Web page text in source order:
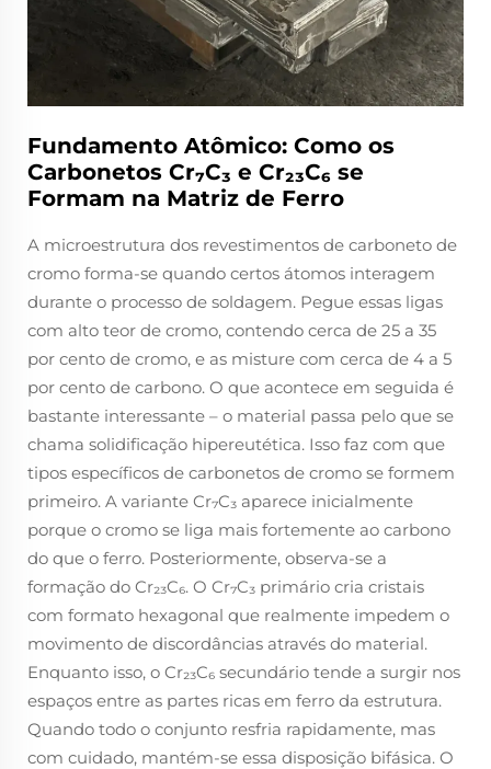
Fundamento Atômico: Como os
Carbonetos Cr₇C₃ e Cr₂₃C₆ se
Formam na Matriz de Ferro
A microestrutura dos revestimentos de carboneto de
cromo forma-se quando certos átomos interagem
durante o processo de soldagem. Pegue essas ligas
com alto teor de cromo, contendo cerca de 25 a 35
por cento de cromo, e as misture com cerca de 4 a 5
por cento de carbono. O que acontece em seguida é
bastante interessante – o material passa pelo que se
chama solidificação hipereutética. Isso faz com que
tipos específicos de carbonetos de cromo se formem
primeiro. A variante Cr₇C₃ aparece inicialmente
porque o cromo se liga mais fortemente ao carbono
do que o ferro. Posteriormente, observa-se a
formação do Cr₂₃C₆. O Cr₇C₃ primário cria cristais
com formato hexagonal que realmente impedem o
movimento de discordâncias através do material.
Enquanto isso, o Cr₂₃C₆ secundário tende a surgir nos
espaços entre as partes ricas em ferro da estrutura.
Quando todo o conjunto resfria rapidamente, mas
com cuidado, mantém-se essa disposição bifásica. O